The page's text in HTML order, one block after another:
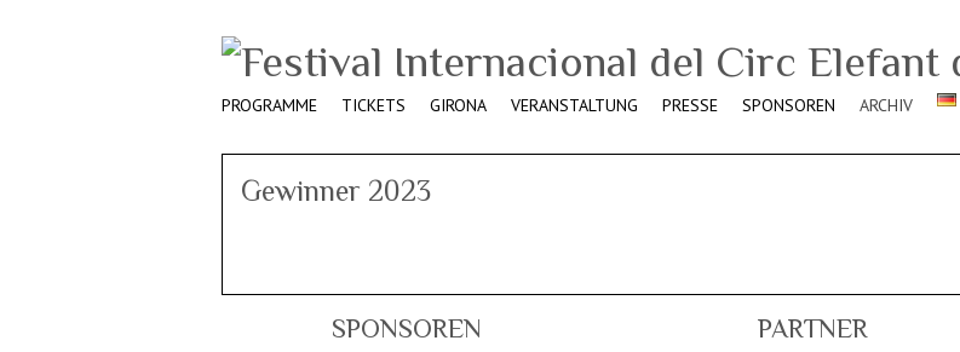
PROGRAMME TICKETS GIRONA VERANSTALTUNG PRESSE SPONSOREN ARCHIV
Gewinner 2023
SPONSOREN PARTNER